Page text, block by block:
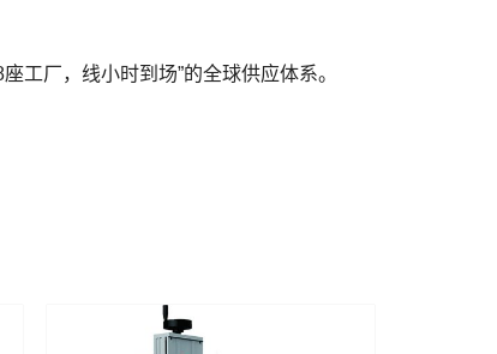
厂，线小时到场”的全球供应体系。